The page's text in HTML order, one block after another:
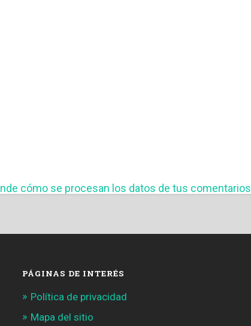
cómo se procesan los datos de tus comentarios
PÁGINAS DE INTERÉS
Política de privacidad
Mapa del sitio